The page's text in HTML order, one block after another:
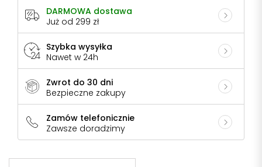
DARMOWA dostawa
Już od 299 zł
Szybka wysyłka
Nawet w 24h
Zwrot do 30 dni
Bezpieczne zakupy
Zamów telefonicznie
Zawsze doradzimy